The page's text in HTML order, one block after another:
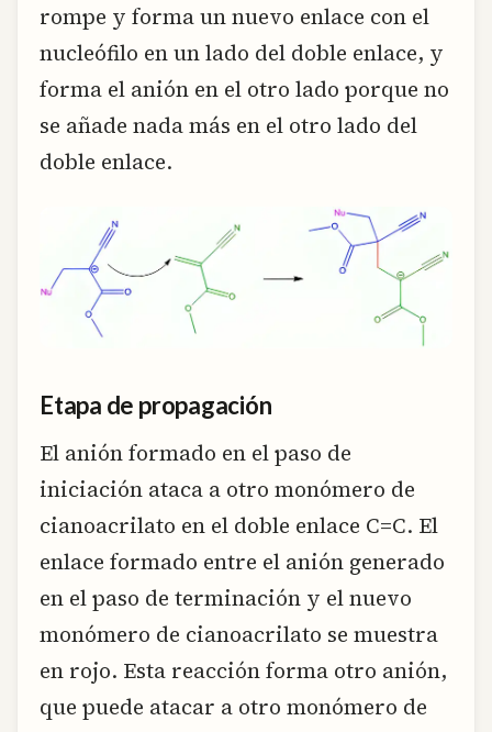
rompe y forma un nuevo enlace con el
nucleófilo en un lado del doble enlace, y
forma el anión en el otro lado porque no
se añade nada más en el otro lado del
doble enlace.
Etapa de propagación
El anión formado en el paso de
iniciación ataca a otro monómero de
cianoacrilato en el doble enlace C=C. El
enlace formado entre el anión generado
en el paso de terminación y el nuevo
monómero de cianoacrilato se muestra
en rojo. Esta reacción forma otro anión,
que puede atacar a otro monómero de